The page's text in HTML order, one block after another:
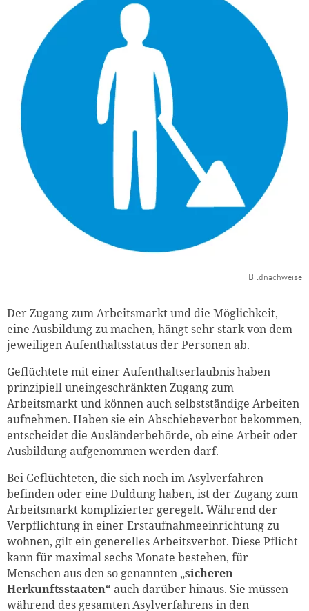
Bildnachweise
Der Zugang zum Arbeitsmarkt und die Möglichkeit,
eine Ausbildung zu machen, hängt sehr stark von dem
jeweiligen Aufenthaltsstatus der Personen ab.
Geflüchtete mit einer Aufenthaltserlaubnis haben
prinzipiell uneingeschränkten Zugang zum
Arbeitsmarkt und können auch selbstständige Arbeiten
aufnehmen. Haben sie ein Abschiebeverbot bekommen,
entscheidet die Ausländerbehörde, ob eine Arbeit oder
Ausbildung aufgenommen werden darf.
Bei Geflüchteten, die sich noch im Asylverfahren
befinden oder eine Duldung haben, ist der Zugang zum
Arbeitsmarkt komplizierter geregelt. Während der
Verpflichtung in einer Erstaufnahmeeinrichtung zu
wohnen, gilt ein generelles Arbeitsverbot. Diese Pflicht
kann für maximal sechs Monate bestehen, für
Menschen aus den so genannten „sicheren
Herkunftsstaaten“ auch darüber hinaus. Sie müssen
während des gesamten Asylverfahrens in den